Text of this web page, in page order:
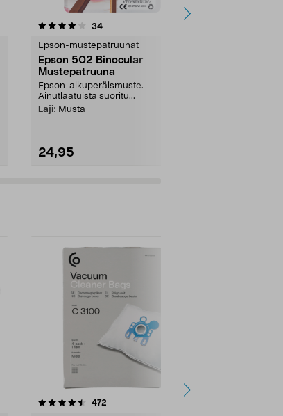
34arvostelut
Epson-mustepatruunat
Epson 502 Binocular
Mustepatruuna
Epson-alkuperäismuste.
Ainutlaatuista suoritu...
Laji: Musta
24,95
4.5 viidestä
472
4.5viidestä